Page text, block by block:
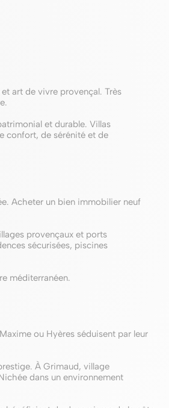
art de vivre provençal. Très
et durable. Villas
confort, de sérénité et de
Acheter un bien immobilier neuf
provençaux et ports
sécurisées, piscines
méditerranéen.
ou Hyères séduisent par leur
À Grimaud, village
dans un environnement